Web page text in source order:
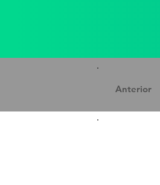
Anterior